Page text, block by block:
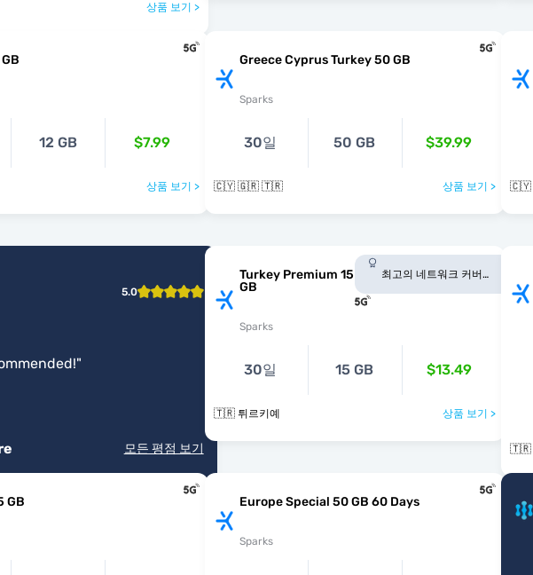
상품 보기 >
12 GB $7.99
상품 보기 >
Greece Cyprus Turkey 50 GB
Sparks
30일 50 GB $39.99
🇨🇾 🇬🇷 🇹🇷 상품 보기 > 🇨🇾
5.0
"
모든 평점 보기
Turkey Premium 15
GB
Sparks
최고의 네트워크 커버
30일 15 GB $13.49
🇹🇷 튀르키예 상품 보기 >
GB Europe Special 50 GB 60 Days
Sparks